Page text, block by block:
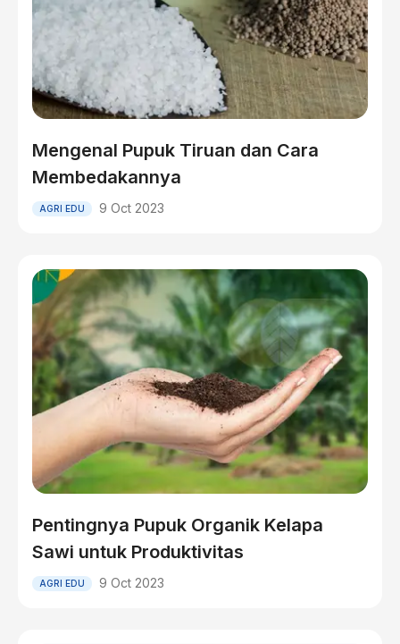
Mengenal Pupuk Tiruan dan Cara
Membedakannya
AGRI EDU 9 Oct 2023
Pentingnya Pupuk Organik Kelapa
Sawi untuk Produktivitas
AGRI EDU 9 Oct 2023